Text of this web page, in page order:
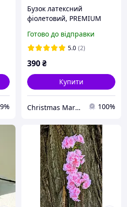
Бузок латексний
фіолетовий, PREMIUM
Touch, велика гілка бузку
72 см
Готово до відправки
5.0 (2)
390₴
Купити
Christmas Market 100%